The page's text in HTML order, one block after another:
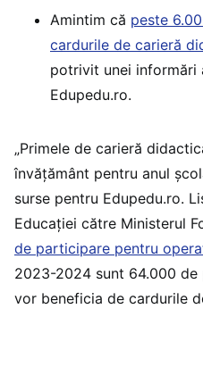
Amintim că peste
cardurile de carieră
potrivit unei informări
Edupedu.ro.
„Primele de carieră
învățământ pentru anul
surse pentru Edupedu.ro.
Educației către Ministerul
de participare pentru
2023-2024 sunt 64.000
vor beneficia de cardurile